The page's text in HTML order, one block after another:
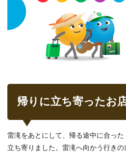
帰りに立ち寄ったお
雷滝をあとにして、帰る途中に合った
立ち寄りました。雷滝へ向かう行きの